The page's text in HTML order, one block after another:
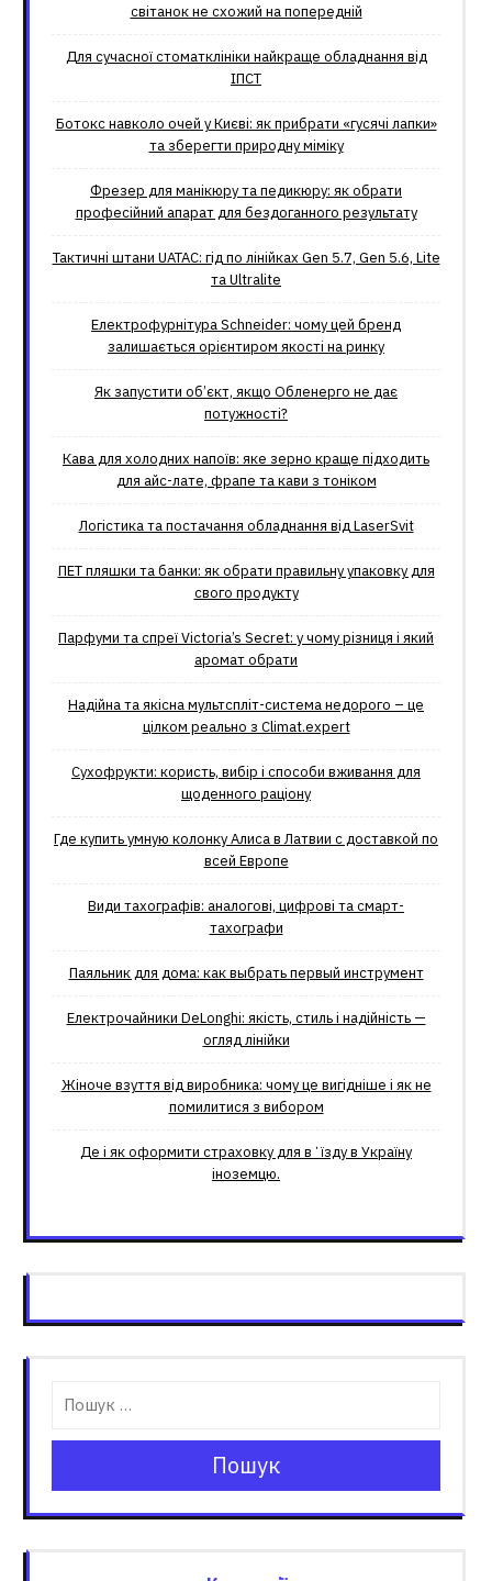
світанок не схожий на попередній
Для сучасної стоматклініки найкраще обладнання від
ІПСТ
Ботокс навколо очей у Києві: як прибрати «гусячі лапки»
та зберегти природну міміку
Фрезер для манікюру та педикюру: як обрати
професійний апарат для бездоганного результату
Тактичні штани UATAC: гід по лінійках Gen 5.7, Gen 5.6, Lite
та Ultralite
Електрофурнітура Schneider: чому цей бренд
залишається орієнтиром якості на ринку
Як запустити об’єкт, якщо Обленерго не дає
потужності?
Кава для холодних напоїв: яке зерно краще підходить
для айс-лате, фрапе та кави з тоніком
Логістика та постачання обладнання від LaserSvit
ПЕТ пляшки та банки: як обрати правильну упаковку для
свого продукту
Парфуми та спреї Victoria’s Secret: у чому різниця і який
аромат обрати
Надійна та якісна мультспліт-система недорого – це
цілком реально з Climat.еxpert
Сухофрукти: користь, вибір і способи вживання для
щоденного раціону
Где купить умную колонку Алиса в Латвии с доставкой по
всей Европе
Види тахографів: аналогові, цифрові та смарт-
тахографи
Паяльник для дома: как выбрать первый инструмент
Електрочайники DeLonghi: якість, стиль і надійність —
огляд лінійки
Жіноче взуття від виробника: чому це вигідніше і як не
помилитися з вибором
Де і як оформити страховку для вʼїзду в Україну
іноземцю.
Пошук